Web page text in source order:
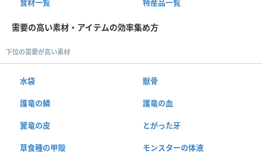
食材一覧 特産品一覧
需要の高い素材・アイテムの効率集め方
下位の需要が高い素材
水袋 獣骨
護竜の鱗 護竜の血
翼竜の皮 とがった牙
草食種の甲殻 モンスターの体液